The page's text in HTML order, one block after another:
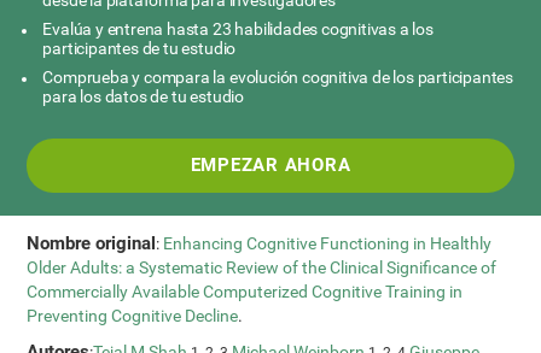
Evalúa y entrena hasta 23 habilidades cognitivas a los
participantes de tu estudio
Comprueba y compara la evolución cognitiva de los participantes
para los datos de tu estudio
EMPEZAR AHORA
Nombre original: Enhancing Cognitive Functioning in Healthly
Older Adults: a Systematic Review of the Clinical Significance of
Commercially Available Computerized Cognitive Training in
Preventing Cognitive Decline.